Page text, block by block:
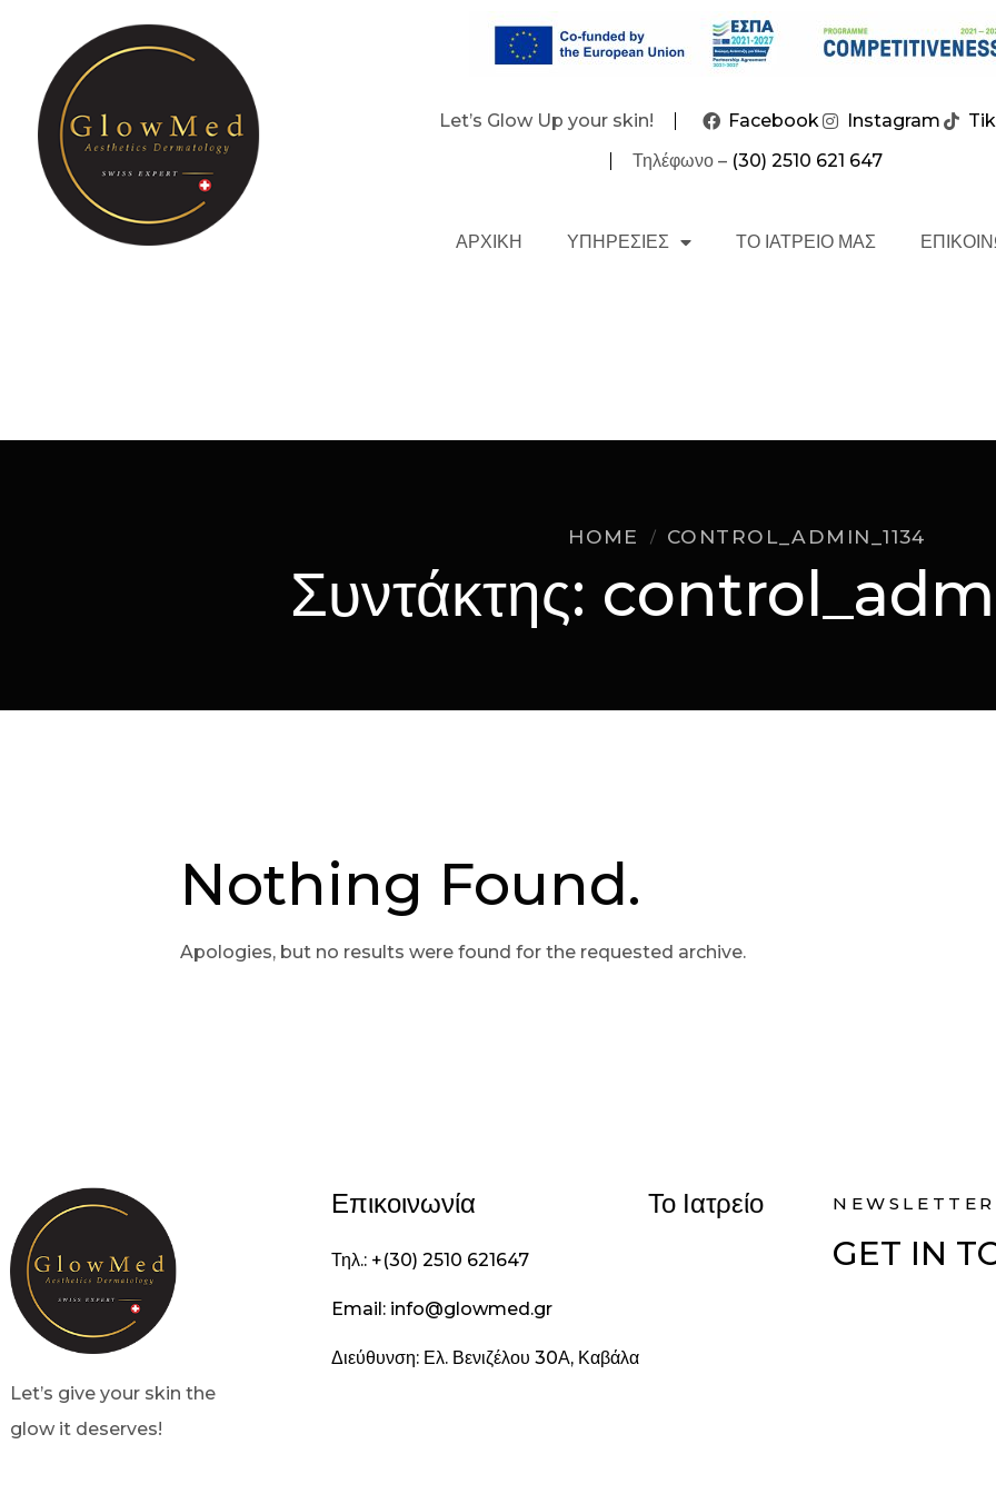
Let’s Glow Up your skin! Facebook Instagram
Τηλέφωνο – (30) 2510 621 647
ΑΡΧΙΚΗ ΥΠΗΡΕΣΙΕΣ ΤΟ ΙΑΤΡΕΙΟ ΜΑΣ
HOME CONTROL_ADMIN_1134
Συντάκτης:
Nothing Found.
Apologies, but no results were found for the requested archive.
Let’s give your skin the
glow it deserves!
Επικοινωνία
Τηλ.: +(30) 2510 621647
Email: info@glowmed.gr
Διεύθυνση: Ελ. Βενιζέλου 30Α, Καβάλα
Το Ιατρείο NEWSLETTER
GET IN